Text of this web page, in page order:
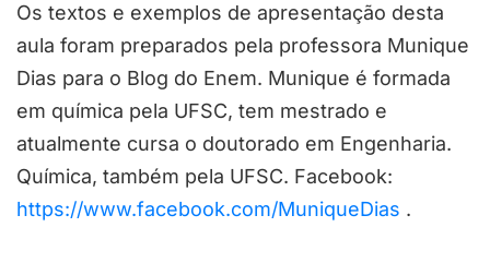
Os textos e exemplos de apresentação desta
aula foram preparados pela professora Munique
Dias para o Blog do Enem. Munique é formada
em química pela UFSC, tem mestrado e
atualmente cursa o doutorado em Engenharia.
Química, também pela UFSC. Facebook:
https://www.facebook.com/MuniqueDias .